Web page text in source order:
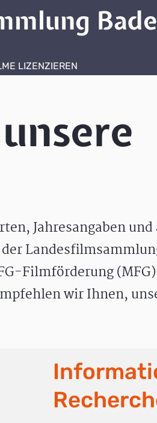
LIZENZIEREN
Jahresangaben
Filmförderung (MFG)
wir Ihnen,